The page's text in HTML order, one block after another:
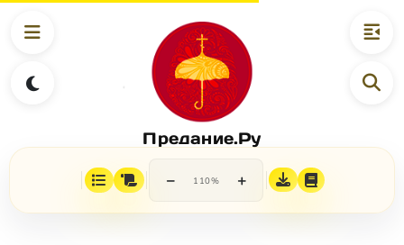
Предание.Ру
− 110% +